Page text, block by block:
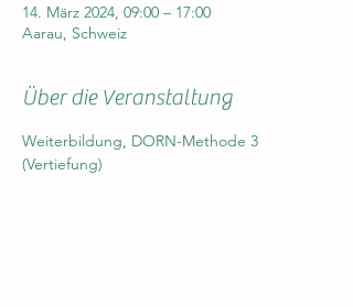
14. März 2024, 09:00 – 17:00
Aarau, Schweiz
Über die Veranstaltung
Weiterbildung, DORN-Methode 3
(Vertiefung)